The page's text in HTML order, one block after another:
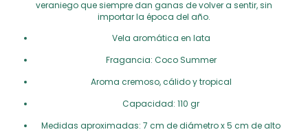
veraniego que siempre dan ganas de volver a sentir, sin
importar la época del año.
Vela aromática en lata
Fragancia: Coco Summer
Aroma cremoso, cálido y tropical
Capacidad: 110 gr
Medidas aproximadas: 7 cm de diámetro x 5 cm de alto